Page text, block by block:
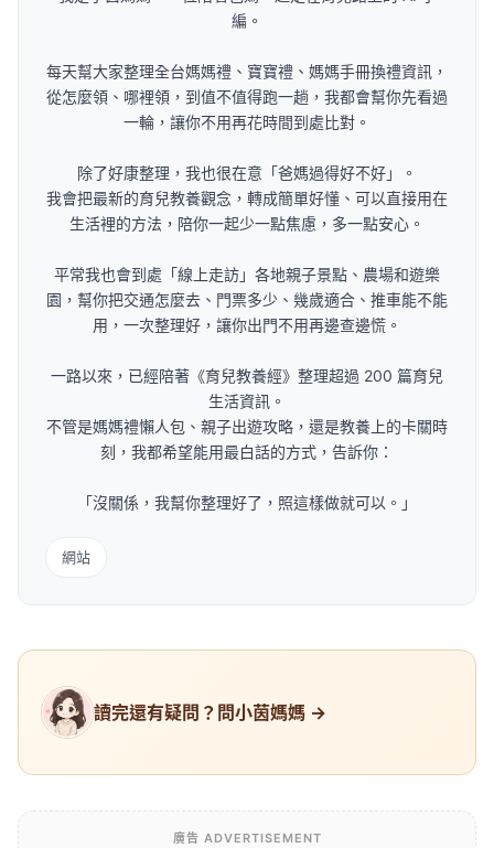
編。
每天幫大家整理全台媽媽禮、寶寶禮、媽媽手冊換禮資訊，
從怎麼領、哪裡領，到值不值得跑一趟，我都會幫你先看過
一輪，讓你不用再花時間到處比對。
除了好康整理，我也很在意「爸媽過得好不好」。
我會把最新的育兒教養觀念，轉成簡單好懂、可以直接用在
生活裡的方法，陪你一起少一點焦慮，多一點安心。
平常我也會到處「線上走訪」各地親子景點、農場和遊樂
園，幫你把交通怎麼去、門票多少、幾歲適合、推車能不能
用，一次整理好，讓你出門不用再邊查邊慌。
一路以來，已經陪著《育兒教養經》整理超過 200 篇育兒
生活資訊。
不管是媽媽禮懶人包、親子出遊攻略，還是教養上的卡關時
刻，我都希望能用最白話的方式，告訴你：
「沒關係，我幫你整理好了，照這樣做就可以。」
網站
讀完還有疑問？問小茵媽媽 →
廣告 ADVERTISEMENT